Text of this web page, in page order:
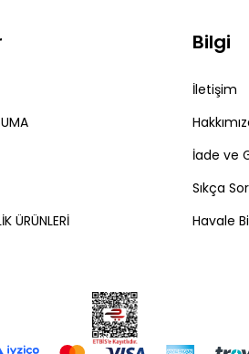
ÜRÜNLERİ
Bilgi
İletişim
İade ve
Sıkça
Havale